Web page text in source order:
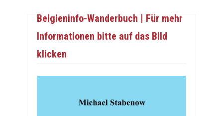
Belgieninfo-Wanderbuch | Für mehr
Informationen bitte auf das Bild
klicken